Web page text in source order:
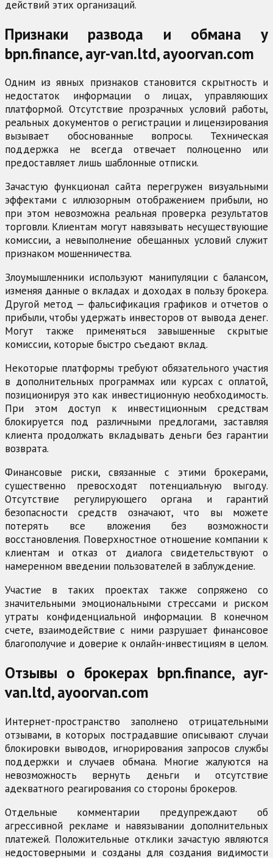
действий этих организаций.
Признаки развода и обмана у
bpn.finance, ayr-van.ltd, ayoorvan.com
Одним из явных признаков становится скрытность и
недостаток информации о лицах, управляющих
платформой. Отсутствие прозрачных условий работы,
реальных документов о регистрации и лицензирования
вызывает обоснованные вопросы. Техническая
поддержка не всегда отвечает полноценно или
предоставляет лишь шаблонные отписки.
Зачастую функционал сайта перегружен визуальными
эффектами с иллюзорным отображением прибыли, но
при этом невозможна реальная проверка результатов
торговли. Клиентам могут навязывать несуществующие
комиссии, а невыполнение обещанных условий служит
признаком мошенничества.
Злоумышленники используют манипуляции с балансом,
изменяя данные о вкладах и доходах в пользу брокера.
Другой метод — фальсификация графиков и отчетов о
прибыли, чтобы удержать инвесторов от вывода денег.
Могут также применяться завышенные скрытые
комиссии, которые быстро съедают вклад.
Некоторые платформы требуют обязательного участия
в дополнительных программах или курсах с оплатой,
позиционируя это как инвестиционную необходимость.
При этом доступ к инвестиционным средствам
блокируется под различными предлогами, заставляя
клиента продолжать вкладывать деньги без гарантии
возврата.
Финансовые риски, связанные с этими брокерами,
существенно превосходят потенциальную выгоду.
Отсутствие регулирующего органа и гарантий
безопасности средств означают, что вы можете
потерять все вложения без возможности
восстановления. Поверхностное отношение компании к
клиентам и отказ от диалога свидетельствуют о
намеренном введении пользователей в заблуждение.
Участие в таких проектах также сопряжено со
значительными эмоциональными стрессами и риском
утраты конфиденциальной информации. В конечном
счете, взаимодействие с ними разрушает финансовое
благополучие и доверие к онлайн-инвестициям в целом.
Отзывы о брокерах bpn.finance, ayr-
van.ltd, ayoorvan.com
Интернет-пространство заполнено отрицательными
отзывами, в которых пострадавшие описывают случаи
блокировки выводов, игнорирования запросов службы
поддержки и случаев обмана. Многие жалуются на
невозможность вернуть деньги и отсутствие
адекватного реагирования со стороны брокеров.
Отдельные комментарии предупреждают об
агрессивной рекламе и навязывании дополнительных
платежей. Положительные отклики зачастую являются
недостоверными и созданы для создания видимости